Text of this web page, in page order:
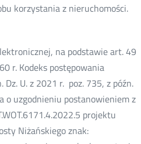
korzystania z nieruchomości.
na podstawie art. 49
r. Kodeks postępowania
U. z 2021 r. poz. 735, z późn.
o uzgodnieniu postanowieniem z
projektu
Niżańskiego znak: